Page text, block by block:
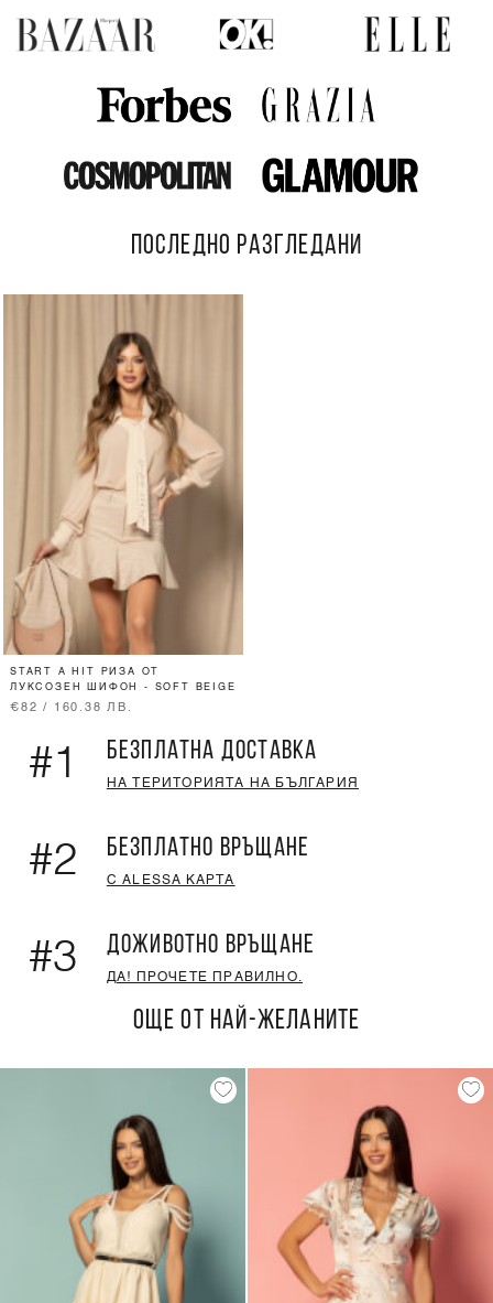
ПОСЛЕДНО РАЗГЛЕДАНИ
START A HIT РИЗА ОТ
ЛУКСОЗЕН ШИФОН - SOFT BEIGE
€82 / 160.38 ЛВ.
#1 БЕЗПЛАТНА ДОСТАВКА
НА ТЕРИТОРИЯТА НА БЪЛГАРИЯ
#2 БЕЗПЛАТНО ВРЪЩАНЕ
С ALESSA КАРТА
#3 ДОЖИВОТНО ВРЪЩАНЕ
ДА! ПРОЧЕТЕ ПРАВИЛНО.
ОЩЕ ОТ НАЙ-ЖЕЛАНИТЕ